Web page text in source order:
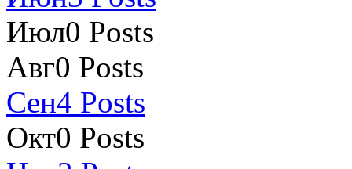
Июл0 Posts
Авг0 Posts
Сен4 Posts
Окт0 Posts